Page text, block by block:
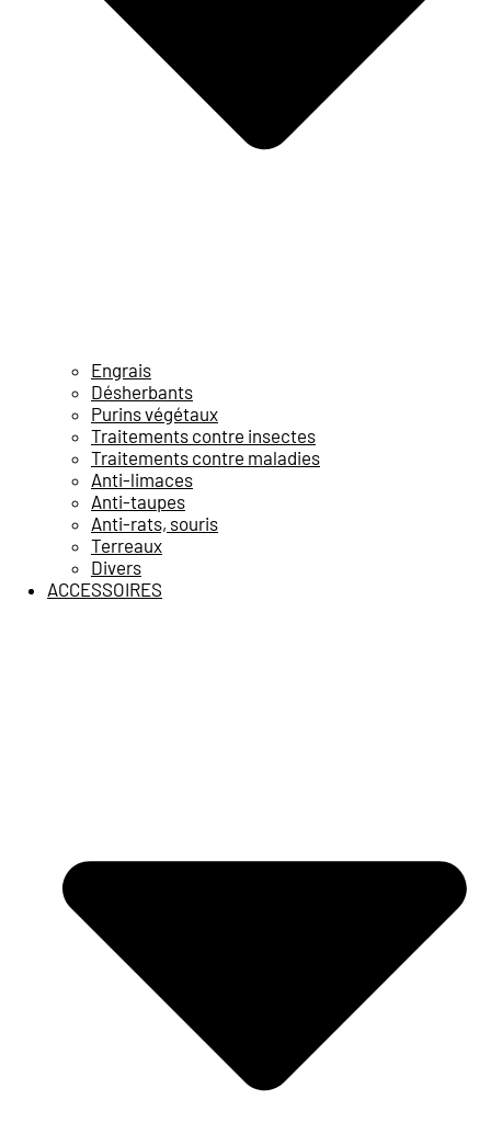
Engrais
Désherbants
Purins végétaux
Traitements contre insectes
Traitements contre maladies
Anti-limaces
Anti-taupes
Anti-rats, souris
Terreaux
Divers
ACCESSOIRES